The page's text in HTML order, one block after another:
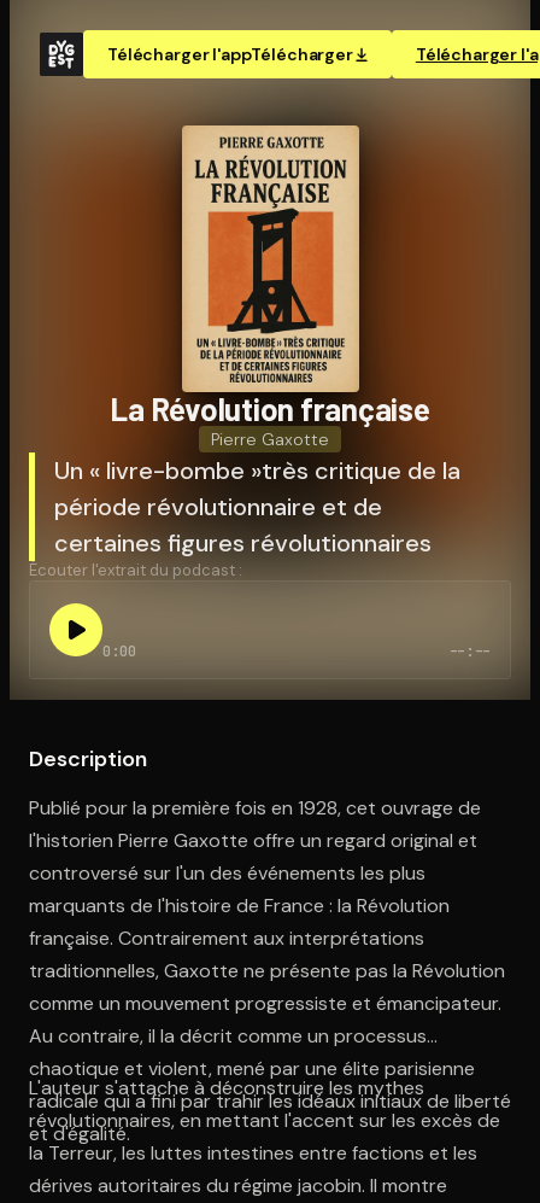
Télécharger l'appTélécharger Télécharger
Ouvre l'app Appareil photo, pointe sur le code. C'est gratuit à
La Révolution française
Pierre Gaxotte
Un « livre-bombe »très critique de la
période révolutionnaire et de
certaines figures révolutionnaires
Écouter l'extrait du podcast :
0:00 --:--
Description
Publié pour la première fois en 1928, cet ouvrage de
l'historien Pierre Gaxotte offre un regard original et
controversé sur l'un des événements les plus
marquants de l'histoire de France : la Révolution
française. Contrairement aux interprétations
traditionnelles, Gaxotte ne présente pas la Révolution
comme un mouvement progressiste et émancipateur.
Au contraire, il la décrit comme un processus
chaotique et violent, mené par une élite parisienne
radicale qui a fini par trahir les idéaux initiaux de liberté
et d'égalité.
L'auteur s'attache à déconstruire les mythes
révolutionnaires, en mettant l'accent sur les excès de
la Terreur, les luttes intestines entre factions et les
dérives autoritaires du régime jacobin. Il montre